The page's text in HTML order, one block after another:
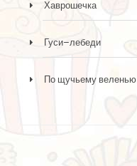
Хаврошечка
Гуси–лебеди
По щучьему веленью